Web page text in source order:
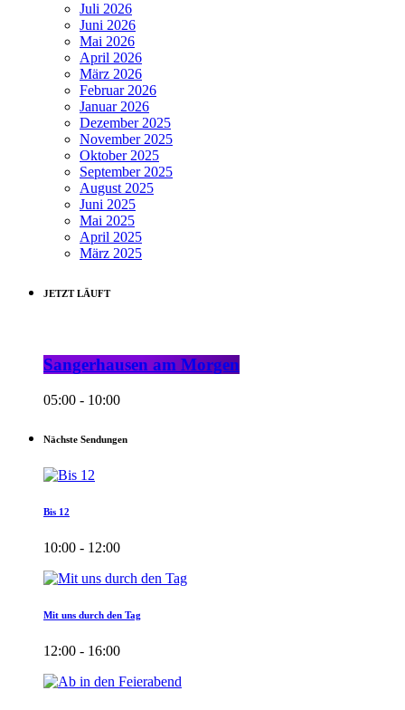
Juli 2026
Juni 2026
Mai 2026
April 2026
März 2026
Februar 2026
Januar 2026
Dezember 2025
November 2025
Oktober 2025
September 2025
August 2025
Juni 2025
Mai 2025
April 2025
März 2025
JETZT LÄUFT
Sangerhausen am Morgen
05:00 - 10:00
Nächste Sendungen
Bis 12
10:00 - 12:00
Mit uns durch den Tag
12:00 - 16:00